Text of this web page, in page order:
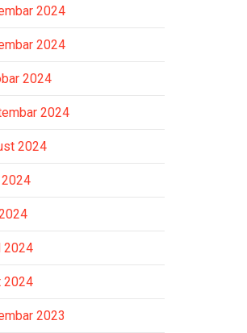
2024
2024
2024
2024
2024
2024
2024
2023